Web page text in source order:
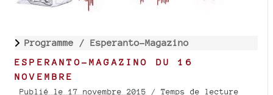
Programme / Esperanto-Magazino
ESPERANTO-MAGAZINO DU 16
NOVEMBRE
Publié le 17 novembre 2015 / Temps de lecture